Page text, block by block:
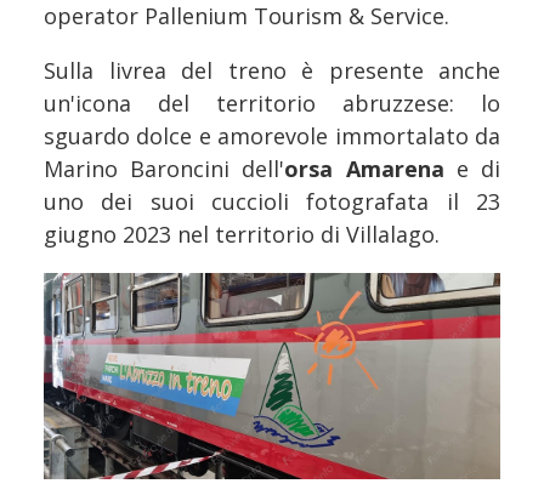
operator Pallenium Tourism & Service.
Sulla livrea del treno è presente anche
un'icona del territorio abruzzese: lo
sguardo dolce e amorevole immortalato da
Marino Baroncini dell'orsa Amarena e di
uno dei suoi cuccioli fotografata il 23
giugno 2023 nel territorio di Villalago.